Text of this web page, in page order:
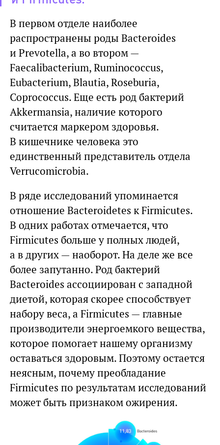
В первом отделе наиболее
распространены роды Bacteroides
и Prevotella, а во втором —
Faecalibacterium, Ruminococcus,
Eubacterium, Blautia, Roseburia,
Coprococcus. Еще есть род бактерий
Akkermansia, наличие которого
считается маркером здоровья.
В кишечнике человека это
единственный представитель отдела
Verrucomicrobia.
В ряде исследований упоминается
отношение Bacteroidetes к Firmicutes.
В одних работах отмечается, что
Firmicutes больше у полных людей,
а в других — наоборот. На деле же все
более запутанно. Род бактерий
Bacteroides ассоциирован с западной
диетой, которая скорее способствует
набору веса, а Firmicutes — главные
производители энергоемкого вещества,
которое помогает нашему организму
оставаться здоровым. Поэтому остается
неясным, почему преобладание
Firmicutes по результатам исследований
может быть признаком ожирения.